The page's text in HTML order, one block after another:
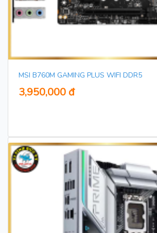
MSI B760M GAMING PLUS WIFI DDR5
3,950,000 đ